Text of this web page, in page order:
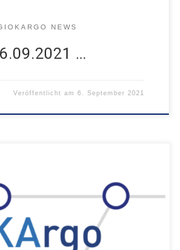
NEWS
…
Veröffentlicht am6. September 2021
16:00 Uhr – 17:00 Uhr